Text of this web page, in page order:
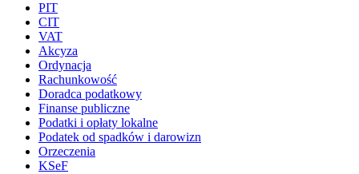
PIT
CIT
VAT
Akcyza
Ordynacja
Rachunkowość
Doradca podatkowy
Finanse publiczne
Podatki i opłaty lokalne
Podatek od spadków i darowizn
Orzeczenia
KSeF